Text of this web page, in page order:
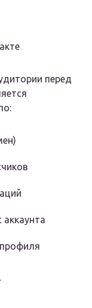
перед
аккаунта